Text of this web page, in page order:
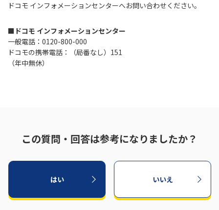
ドコモ インフォメーションセンターへお問い合わせください。
■ドコモ インフォメーションセンター
一般電話：0120-800-000
ドコモの携帯電話：（局番なし）151
（年中無休）
この質問・回答は参考になりましたか？
はい いいえ